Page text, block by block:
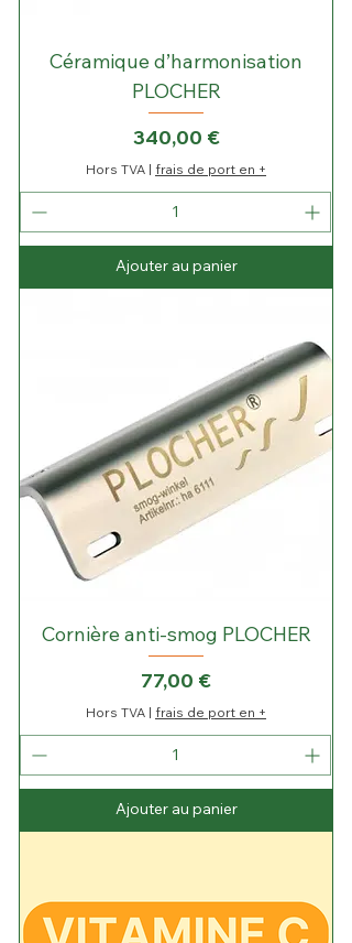
Céramique d’harmonisation
PLOCHER
Prix
340,00 €
Hors TVA | frais de port en +
Ajouter au panier
Cornière anti-smog PLOCHER
Prix
77,00 €
Hors TVA | frais de port en +
Ajouter au panier